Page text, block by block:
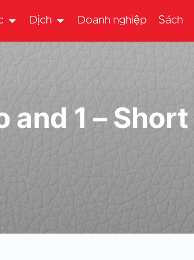
Dịch Doanh nghiệp Sách
and 1 – Short